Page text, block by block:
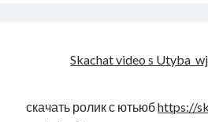
Skachat video s
скачать ролик с ютьюбhttps://